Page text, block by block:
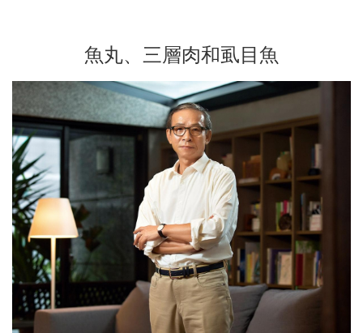
魚丸、三層肉和虱目魚